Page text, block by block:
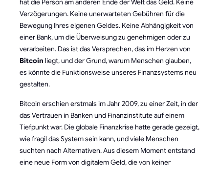
hat die Person am anderen Ende der Welt das Geld. Keine
Verzögerungen. Keine unerwarteten Gebühren für die
Bewegung Ihres eigenen Geldes. Keine Abhängigkeit von
einer Bank, um die Überweisung zu genehmigen oder zu
verarbeiten. Das ist das Versprechen, das im Herzen von
Bitcoin liegt, und der Grund, warum Menschen glauben,
es könnte die Funktionsweise unseres Finanzsystems neu
gestalten.
Bitcoin erschien erstmals im Jahr 2009, zu einer Zeit, in der
das Vertrauen in Banken und Finanzinstitute auf einem
Tiefpunkt war. Die globale Finanzkrise hatte gerade gezeigt,
wie fragil das System sein kann, und viele Menschen
suchten nach Alternativen. Aus diesem Moment entstand
eine neue Form von digitalem Geld, die von keiner